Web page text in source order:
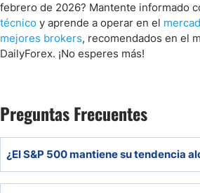
febrero de 2026? Mantente informado
técnico y aprende a operar en el
mejores brokers, recomendados en el
DailyForex. ¡No esperes más!
Preguntas Frecuentes
¿El S&P 500 mantiene su tendencia